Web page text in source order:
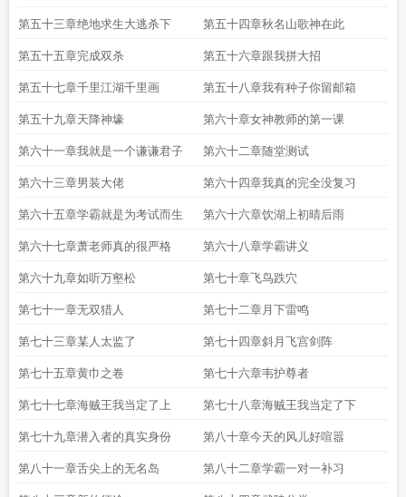
第五十三章绝地求生大逃杀下 第五十四章秋名山歌神在此
第五十五章完成双杀 第五十六章跟我拼大招
第五十七章千里江湖千里画 第五十八章我有种子你留邮箱
第五十九章天降神壕 第六十章女神教师的第一课
第六十一章我就是一个谦谦君子 第六十二章随堂测试
第六十三章男装大佬 第六十四章我真的完全没复习
第六十五章学霸就是为考试而生 第六十六章饮湖上初晴后雨
第六十七章萧老师真的很严格 第六十八章学霸讲义
第六十九章如听万壑松 第七十章飞鸟跌穴
第七十一章无双猎人 第七十二章月下雷鸣
第七十三章某人太监了 第七十四章斜月飞宫剑阵
第七十五章黄巾之卷 第七十六章韦护尊者
第七十七章海贼王我当定了上 第七十八章海贼王我当定了下
第七十九章潜入者的真实身份 第八十章今天的风儿好喧嚣
第八十一章舌尖上的无名岛 第八十二章学霸一对一补习